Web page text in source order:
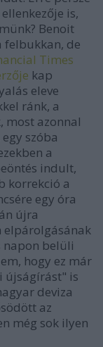
is,
Benoit
felbukkan, de
Times
kap
eleve
ránk, a
most azonnal
szóba
a
indult,
korrekció a
egy óra
újra
elpárolgásának
napon belüli
hogy ez már
újságírást" is
deviza
az
még sok ilyen